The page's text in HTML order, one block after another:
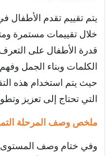
يتم تقييم تقدم الأطفال
خلال تقييمات مستمرة
قدرة الأطفال على
الكلمات وبناء الجمل
حيث يتم استخدام هذه
التي تحتاج إلى تعزيز
ملخص وصف المرحلة
وفي ختام وصف المستوى